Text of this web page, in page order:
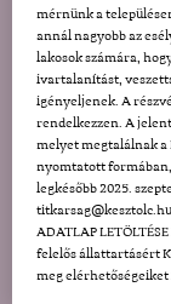
mérnünk a
annál nagyobb az
lakosok számára,
ivartalanítást,
igényeljenek. A
rendelkezzen. A
melyet megtalálnak a
nyomtatott
legkésőbb 2025.
ADATLAP
felelős állattartásért
meg elérhetőségeiket